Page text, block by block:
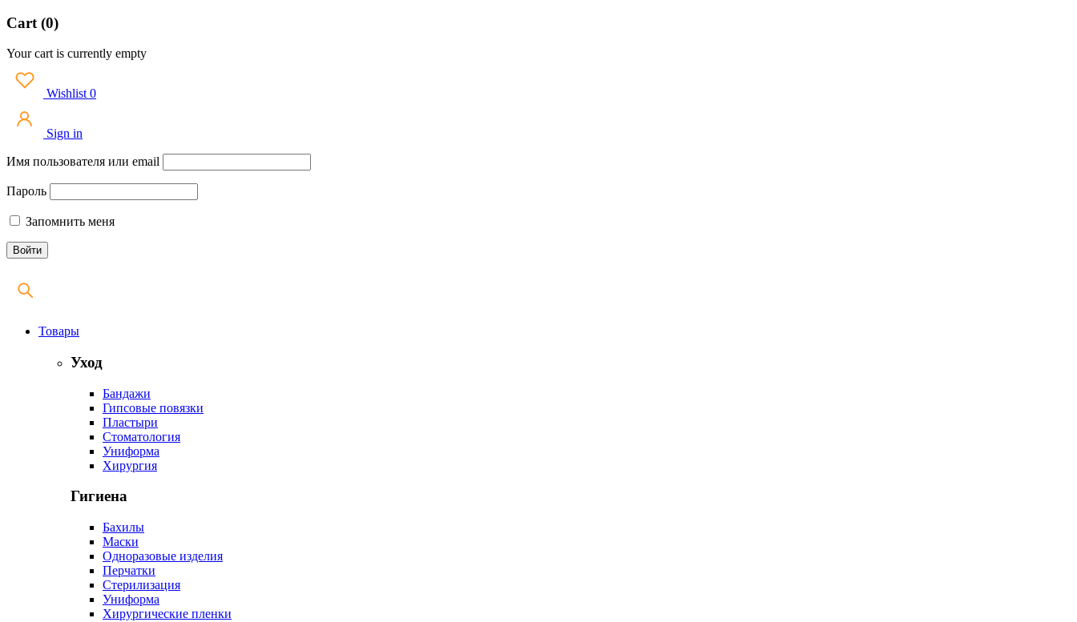
Cart (0)
Your cart is currently empty
Wishlist 0
Sign in
Имя пользователя или email
Пароль
Запомнить меня
Товары
Уход
Бандажи
Гипсовые повязки
Пластыри
Стоматология
Униформа
Хирургия
Гигиена
Бахилы
Маски
Одноразовые изделия
Перчатки
Стерилизация
Униформа
Хирургические пленки